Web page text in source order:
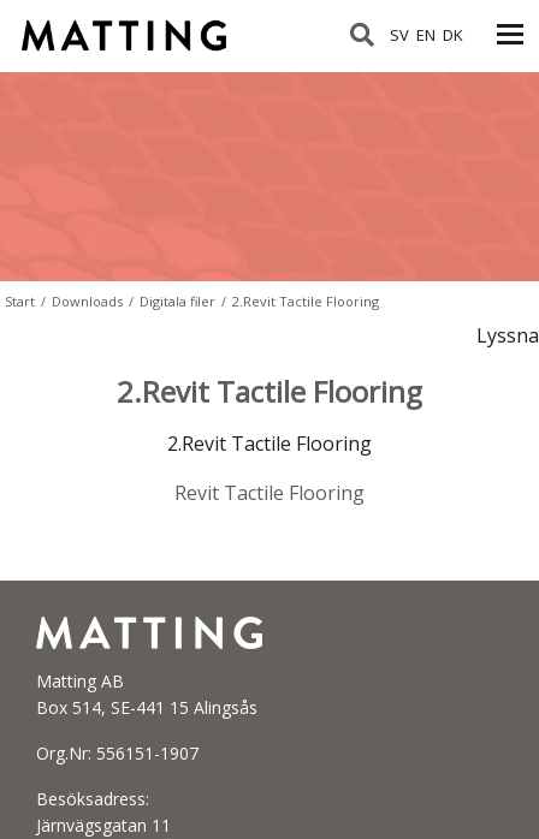
SV EN DK
Start / Downloads / Digitala filer / 2.Revit Tactile Flooring
Lyssna
2.Revit Tactile Flooring
2.Revit Tactile Flooring
Revit Tactile Flooring
Matting AB
Box 514, SE-441 15 Alingsås
Org.Nr: 556151-1907
Besöksadress:
Järnvägsgatan 11